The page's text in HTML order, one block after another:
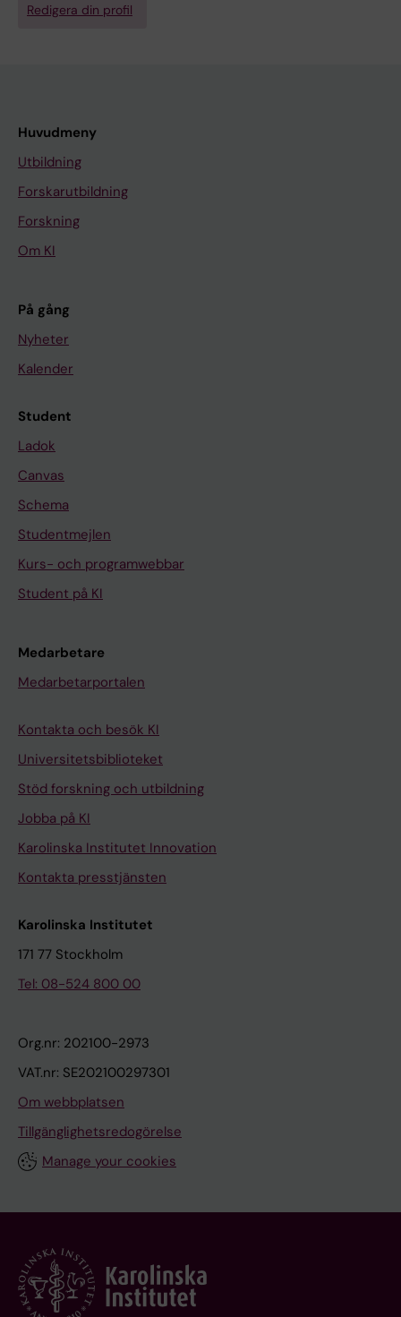
Redigera din profil
Huvudmeny
Utbildning
Forskarutbildning
Forskning
Om KI
På gång
Nyheter
Kalender
Student
Ladok
Canvas
Schema
Studentmejlen
Kurs- och programwebbar
Student på KI
Medarbetare
Medarbetarportalen
Kontakta och besök KI
Universitetsbiblioteket
Stöd forskning och utbildning
Jobba på KI
Karolinska Institutet Innovation
Kontakta presstjänsten
Karolinska Institutet
171 77 Stockholm
Tel: 08-524 800 00
Org.nr: 202100-2973
VAT.nr: SE202100297301
Om webbplatsen
Tillgänglighetsredogörelse
Manage your cookies